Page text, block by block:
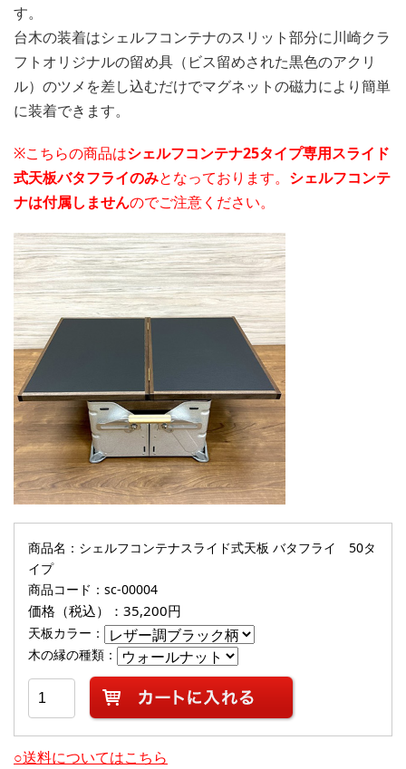
す。
台木の装着はシェルフコンテナのスリット部分に川崎クラ
フトオリジナルの留め具（ビス留めされた黒色のアクリ
ル）のツメを差し込むだけでマグネットの磁力により簡単
に装着できます。
※こちらの商品はシェルフコンテナ25タイプ専用スライド
式天板バタフライのみとなっております。 シェルフコンテ
ナは付属しませんのでご注意ください。
商品名：シェルフコンテナスライド式天板 バタフライ 50タ
イプ
商品コード：sc-00004
価格（税込）：35,200円
天板カラー ：
木の縁の種類 ：
○送料についてはこちら